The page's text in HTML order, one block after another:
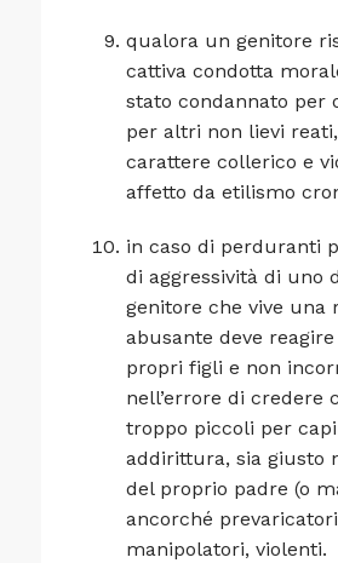
qualora un genitore
cattiva condotta
stato condannato per
per altri non lievi
carattere collerico e
affetto da etilismo
in caso di perduranti
di aggressività di uno
genitore che vive una
abusante deve
propri figli e non
nell’errore di credere
troppo piccoli per
addirittura, sia giusto
del proprio padre (o
ancorché
manipolatori, violenti.